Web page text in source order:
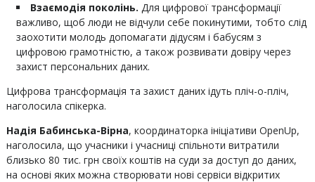
Взаємодія поколінь. Для цифрової трансформації
важливо, щоб люди не відчули себе покинутими, тобто слід
заохотити молодь допомагати дідусям і бабусям з
цифровою грамотністю, а також розвивати довіру через
захист персональних даних.
Цифрова трансформація та захист даних ідуть пліч-о-пліч,
наголосила спікерка.
Надія Бабинська-Вірна, координаторка ініціативи OpenUp,
наголосила, що учасники і учасниці спільноти витратили
близько 80 тис. грн своїх коштів на суди за доступ до даних,
на основі яких можна створювати нові сервіси відкритих